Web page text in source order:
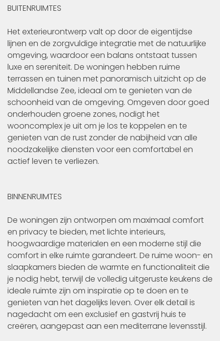
BUITENRUIMTES
Het exterieurontwerp valt op door de eigentijdse
lijnen en de zorgvuldige integratie met de natuurlijke
omgeving, waardoor een balans ontstaat tussen
luxe en sereniteit. De woningen hebben ruime
terrassen en tuinen met panoramisch uitzicht op de
Middellandse Zee, ideaal om te genieten van de
schoonheid van de omgeving. Omgeven door goed
onderhouden groene zones, nodigt het
wooncomplex je uit om je los te koppelen en te
genieten van de rust zonder de nabijheid van alle
noodzakelijke diensten voor een comfortabel en
actief leven te verliezen.
BINNENRUIMTES
De woningen zijn ontworpen om maximaal comfort
en privacy te bieden, met lichte interieurs,
hoogwaardige materialen en een moderne stijl die
comfort in elke ruimte garandeert. De ruime woon- en
slaapkamers bieden de warmte en functionaliteit die
je nodig hebt, terwijl de volledig uitgeruste keukens de
ideale ruimte zijn om inspiratie op te doen en te
genieten van het dagelijks leven. Over elk detail is
nagedacht om een exclusief en gastvrij huis te
creëren, aangepast aan een mediterrane levensstijl.